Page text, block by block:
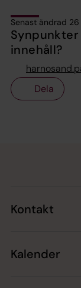
Senast ändrad
innehåll?
Dela
Kontakt
Kalender